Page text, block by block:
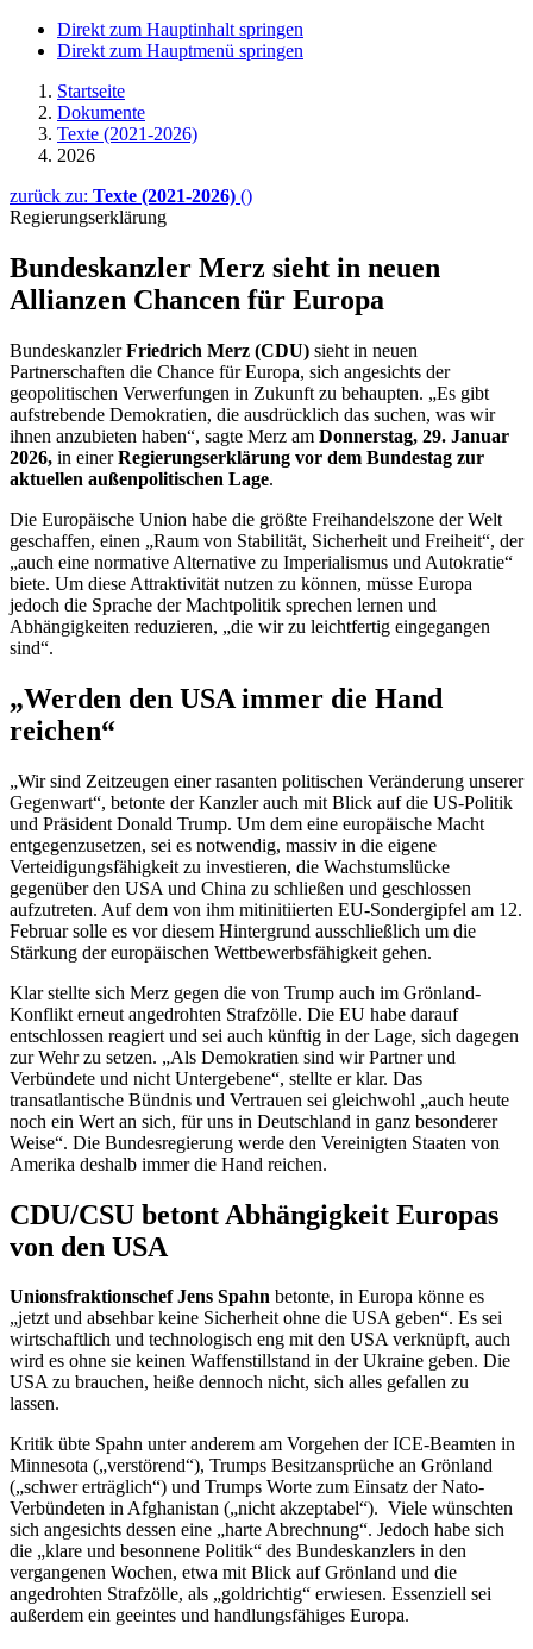
Direkt zum Hauptinhalt springen
Direkt zum Hauptmenü springen
Startseite
Dokumente
Texte (2021-2026)
2026
zurück zu: Texte (2021-2026) ()
Regierungserklärung
Bundeskanzler Merz sieht in neuen
Allianzen Chancen für Europa
BundeskanzlerFriedrich Merz (CDU) sieht in neuen
Partnerschaften die Chance für Europa, sich angesichts der
geopolitischen Verwerfungen in Zukunft zu behaupten. „Es gibt
aufstrebende Demokratien, die ausdrücklich das suchen, was wir
ihnen anzubieten haben“, sagte Merz am Donnerstag, 29. Januar
2026, in einerRegierungserklärung vor dem Bundestag zur
aktuellen außenpolitischen Lage.
Die Europäische Union habe die größte Freihandelszone der Welt
geschaffen, einen „Raum von Stabilität, Sicherheit und Freiheit“, der
„auch eine normative Alternative zu Imperialismus und Autokratie“
biete. Um diese Attraktivität nutzen zu können, müsse Europa
jedoch die Sprache der Machtpolitik sprechen lernen und
Abhängigkeiten reduzieren, „die wir zu leichtfertig eingegangen
sind“.
„Werden den USA immer die Hand
reichen“
„Wir sind Zeitzeugen einer rasanten politischen Veränderung unserer
Gegenwart“, betonte der Kanzler auch mit Blick auf die US-Politik
und Präsident Donald Trump. Um dem eine europäische Macht
entgegenzusetzen, sei es notwendig, massiv in die eigene
Verteidigungsfähigkeit zu investieren, die Wachstumslücke
gegenüber den USA und China zu schließen und geschlossen
aufzutreten. Auf dem von ihm mitinitiierten EU-Sondergipfel am 12.
Februar solle es vor diesem Hintergrund ausschließlich um die
Stärkung der europäischen Wettbewerbsfähigkeit gehen.
Klar stellte sich Merz gegen die von Trump auch im Grönland-
Konflikt erneut angedrohten Strafzölle. Die EU habe darauf
entschlossen reagiert und sei auch künftig in der Lage, sich dagegen
zur Wehr zu setzen. „Als Demokratien sind wir Partner und
Verbündete und nicht Untergebene“, stellte er klar. Das
transatlantische Bündnis und Vertrauen sei gleichwohl „auch heute
noch ein Wert an sich, für uns in Deutschland in ganz besonderer
Weise“. Die Bundesregierung werde den Vereinigten Staaten von
Amerika deshalb immer die Hand reichen.
CDU/CSU betont Abhängigkeit Europas
von den USA
Unionsfraktionschef Jens Spahn betonte, in Europa könne es
„jetzt und absehbar keine Sicherheit ohne die USA geben“. Es sei
wirtschaftlich und technologisch eng mit den USA verknüpft, auch
wird es ohne sie keinen Waffenstillstand in der Ukraine geben. Die
USA zu brauchen, heiße dennoch nicht, sich alles gefallen zu
lassen.
Kritik übte Spahn unter anderem am Vorgehen derICE-Beamten in
Minnesota („verstörend“), Trumps Besitzansprüche an Grönland
(„schwer erträglich“) und Trumps Worte zum Einsatz der Nato-
Verbündeten in Afghanistan („nicht akzeptabel“). Viele wünschten
sich angesichts dessen eine „harte Abrechnung“. Jedoch habe sich
die „klare und besonnene Politik“ des Bundeskanzlers in den
vergangenen Wochen, etwa mit Blick auf Grönland und die
angedrohten Strafzölle, als „goldrichtig“ erwiesen. Essenziell sei
außerdem ein geeintes und handlungsfähiges Europa.